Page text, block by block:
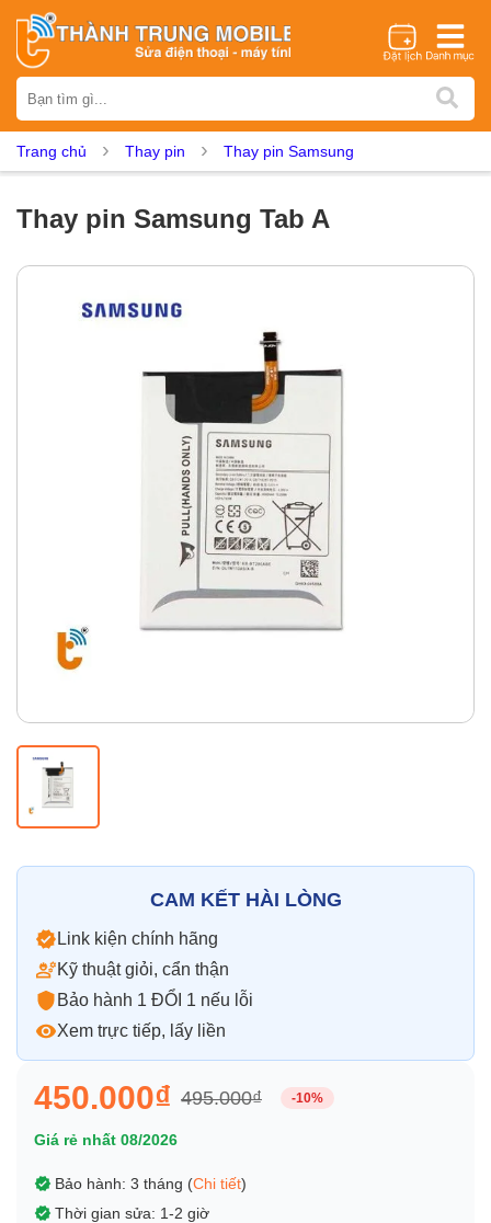
iPhone Samsung Oppo Xiaomi Realme Vivo
Vsmart Nokia Google Pixel
Dịch vụ sửa chữa
Thay loa
Thay main
Thay màn hình
Màn hình iPhone Màn hình Samsung
Màn hình Xiaomi
Màn hình Vsmart Màn hình Google Pixel
Thay pin
Pin iPhone Pin Samsumg Pin Oppo
Pin Realme
Trang chủ Thay pin Thay pin Samsung
Thay pin Samsung Tab A
CAM KẾT HÀI LÒNG
Link kiện chính hãng
Kỹ thuật giỏi, cẩn thận
Bảo hành 1 ĐỔI 1 nếu lỗi
Xem trực tiếp, lấy liền
450.000₫ 495.000₫ -10%
Giá rẻ nhất 08/2026
Bảo hành: 3 tháng (Chi tiết)
Thời gian sửa: 1-2 giờ